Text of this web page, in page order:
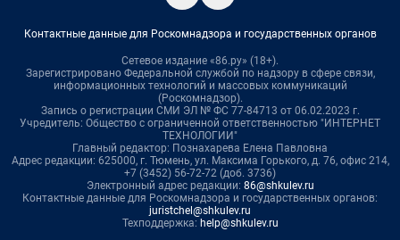
Контактные данные для Роскомнадзора и государственных органов
Сетевое издание «86.ру» (18+).
Зарегистрировано Федеральной службой по надзору в сфере связи,
информационных технологий и массовых коммуникаций
(Роскомнадзор).
Запись о регистрации СМИ ЭЛ № ФС 77-84713 от 06.02.2023 г.
Учредитель: Общество с ограниченной ответственностью "ИНТЕРНЕТ
ТЕХНОЛОГИИ"
Главный редактор: Познахарева Елена Павловна
Адрес редакции: 625000, г. Тюмень, ул. Максима Горького, д. 76, офис 214,
+7 (3452) 56-72-72 (доб. 3736)
Электронный адрес редакции: 86@shkulev.ru
Контактные данные для Роскомнадзора и государственных органов:
juristchel@shkulev.ru
Техподдержка: help@shkulev.ru